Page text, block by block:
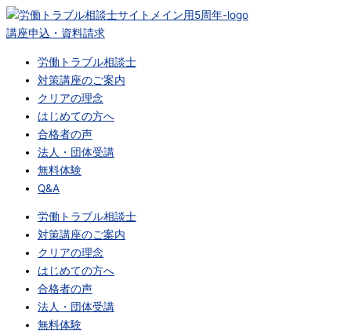
内
容
講座申込・資料請求
労働トラブル相談士
対策講座のご案内
クリアの理念
はじめての方へ
合格者の声
法人・団体受講
無料体験
Q&A
労働トラブル相談士
対策講座のご案内
クリアの理念
はじめての方へ
合格者の声
法人・団体受講
無料体験
“年
齢”で
な
く“価
値”で
見
る
時
代
へ
発・
退
職
行
の
裏
に
あ
る
「虚
飾
用」
──
中
小
業
が
人
材
戦
争
を
勝
「70
歳、
歳
ま
で
働
く
社
会」
が“当
「人
手
足
倒
産」
の
本
質
は、
経
的
外
な
少
子
化
対
策：
「出
会
場」
く、
「人
手
足」
で
は
な
く
「採
用
力
足」
か？